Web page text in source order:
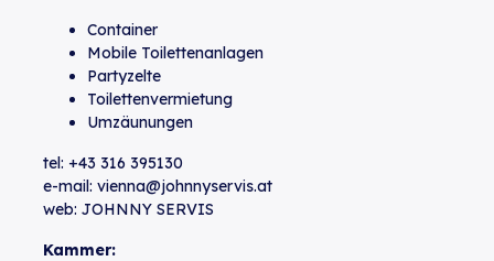
Container
Mobile Toilettenanlagen
Partyzelte
Toilettenvermietung
Umzäunungen
tel: +43 316 395130
e-mail: vienna@johnnyservis.at
web: JOHNNY SERVIS
Kammer: